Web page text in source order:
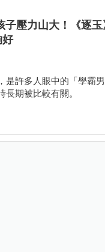
子壓力山大！《逐
好
是許多人眼中的「學霸
期被比較有關。